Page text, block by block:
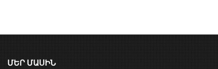
ՄԵՐ ՄԱՍԻՆ